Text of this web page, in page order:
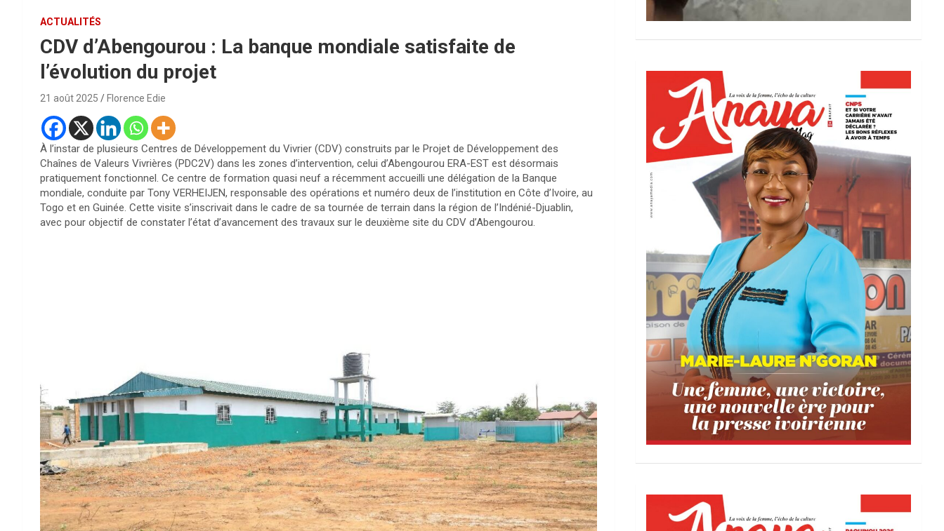
ACTUALITÉS
CDV d’Abengourou : La banque mondiale satisfaite de
l’évolution du projet
21 août 2025 Florence Edie
À l’instar de plusieurs Centres de Développement du Vivrier (CDV) construits par le Projet de Développement des
Chaînes de Valeurs Vivrières (PDC2V) dans les zones d’intervention, celui d’Abengourou ERA-EST est désormais
pratiquement fonctionnel. Ce centre de formation quasi neuf a récemment accueilli une délégation de la Banque
mondiale, conduite par Tony VERHEIJEN, responsable des opérations et numéro deux de l’institution en Côte d’Ivoire, au
Togo et en Guinée. Cette visite s’inscrivait dans le cadre de sa tournée de terrain dans la région de l’Indénié-Djuablin,
avec pour objectif de constater l’état d’avancement des travaux sur le deuxième site du CDV d’Abengourou.